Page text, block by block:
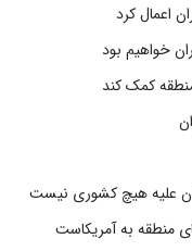
اعمال کرد
خواهیم بود
کمک کند
علیه هیچ کشوری نیست
منطقه به آمریکاست